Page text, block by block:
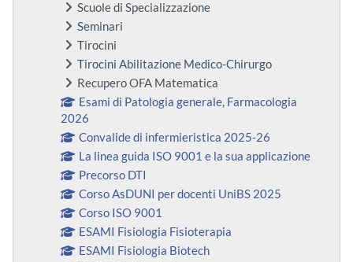
Scuole di Specializzazione
Seminari
Tirocini
Tirocini Abilitazione Medico-Chirurgo
Recupero OFA Matematica
Esami di Patologia generale, Farmacologia
2026
Convalide di infermieristica 2025-26
La linea guida ISO 9001 e la sua applicazione
Precorso DTI
Corso AsDUNI per docenti UniBS 2025
Corso ISO 9001
ESAMI Fisiologia Fisioterapia
ESAMI Fisiologia Biotech